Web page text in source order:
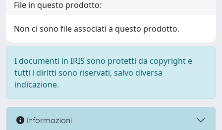
File in questo prodotto:
Non ci sono file associati a questo prodotto.
I documenti in IRIS sono protetti da copyright e
tutti i diritti sono riservati, salvo diversa
indicazione.
Informazioni